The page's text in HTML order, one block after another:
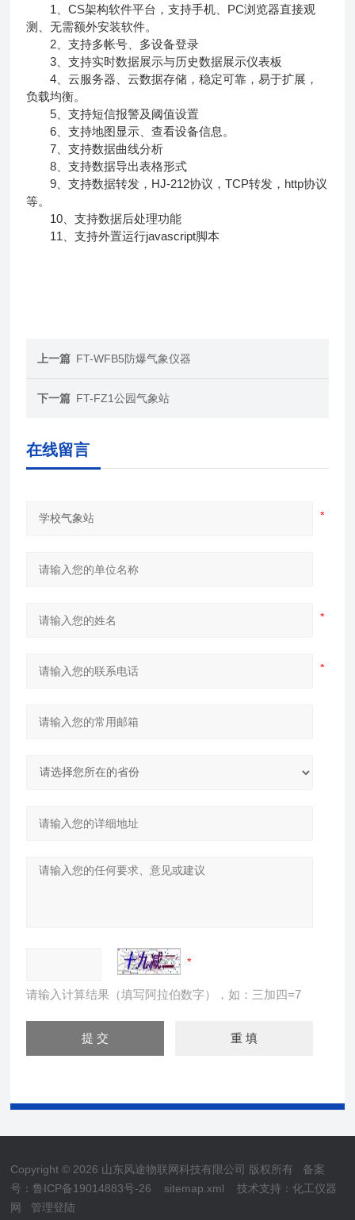
1、CS架构软件平台，支持手机、PC浏览器直接观
测、无需额外安装软件。
2、支持多帐号、多设备登录
3、支持实时数据展示与历史数据展示仪表板
4、云服务器、云数据存储，稳定可靠，易于扩展，
负载均衡。
5、支持短信报警及阈值设置
6、支持地图显示、查看设备信息。
7、支持数据曲线分析
8、支持数据导出表格形式
9、支持数据转发，HJ-212协议，TCP转发，http协议
等。
10、支持数据后处理功能
11、支持外置运行javascript脚本
上一篇 FT-WFB5防爆气象仪器
下一篇 FT-FZ1公园气象站
在线留言
请输入计算结果（填写阿拉伯数字），如：三加四=7
Copyright © 2026 山东风途物联网科技有限公司 版权所有 备案
号：鲁ICP备19014883号-26
sitemap.xml 技术支持：化工仪器
网
管理登陆